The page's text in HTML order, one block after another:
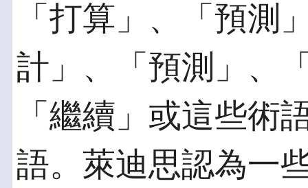
「打算」、「預測
計」、「預測」、
「繼續」或這些術
語。萊迪思認為一